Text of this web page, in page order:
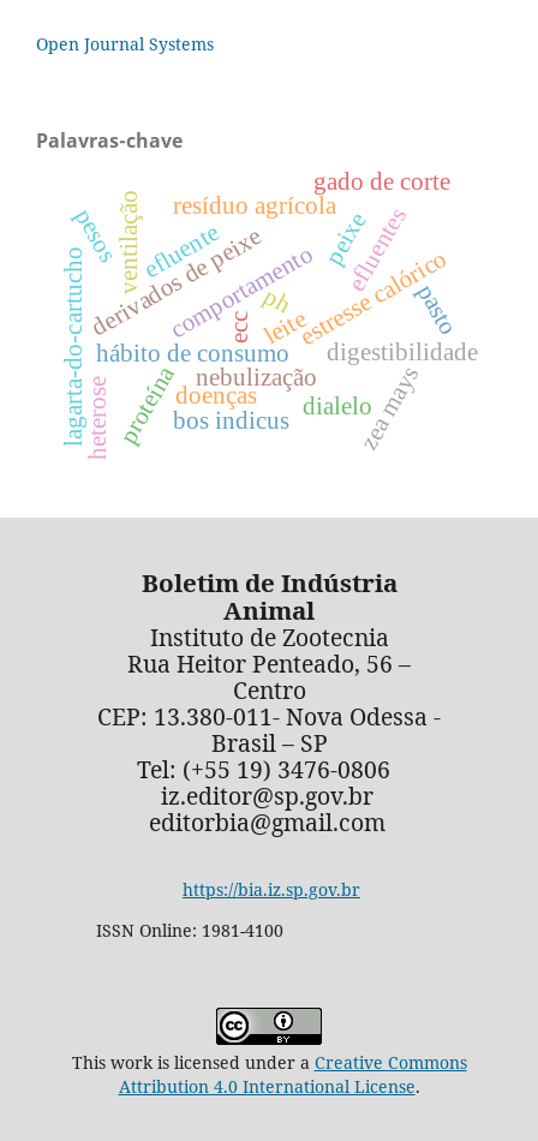
Open Journal Systems
Palavras-chave
peixe
derivados de peixe
hábito de consumo
comportamentoestresse calórico
nebulização
ventilação
digestibilidade
efluente
ph
proteína
resíduo agrícola
lagarta-do-cartucho zea mays
efluentes
pesos
pasto
doenças
leite
bos indicus
ecc
gado de corte
dialelo
heterose
Boletim de Indústria
Animal
Instituto de Zootecnia
Rua Heitor Penteado, 56 –
Centro
CEP: 13.380-011- Nova Odessa -
Brasil – SP
Tel: (+55 19) 3476-0806
iz.editor@sp.gov.br
editorbia@gmail.com
https://bia.iz.sp.gov.br
ISSN Online: 1981-4100
This work is licensed under a Creative Commons
Attribution 4.0 International License.